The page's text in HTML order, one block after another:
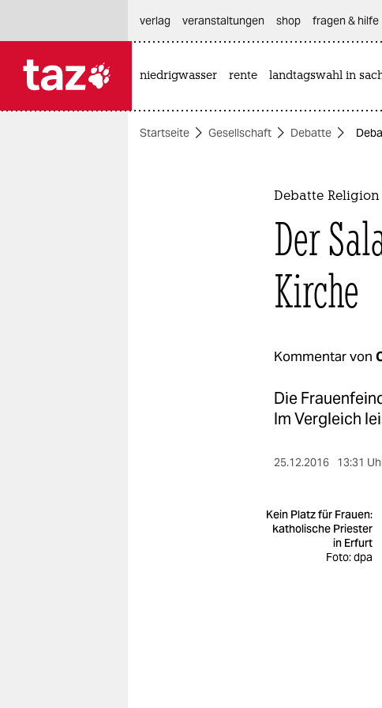
themen
verlag
veranstaltungen shop fragen & hilfe
niedrigwasser rente landtagswahl in
Startseite Gesellschaft Debatte
Debatte
Der
Kirche
Kommentar von
Die
Im Vergleich
25.12.2016 13:31
Kein Platz für Frauen:
katholische Priester
in Erfurt
Foto: dpa